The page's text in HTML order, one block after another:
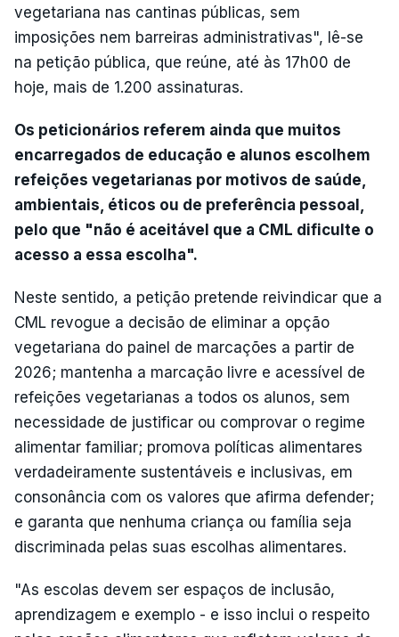
vegetariana nas cantinas públicas, sem
imposições nem barreiras administrativas", lê-se
na petição pública, que reúne, até às 17h00 de
hoje, mais de 1.200 assinaturas.
Os peticionários referem ainda que muitos
encarregados de educação e alunos escolhem
refeições vegetarianas por motivos de saúde,
ambientais, éticos ou de preferência pessoal,
pelo que "não é aceitável que a CML dificulte o
acesso a essa escolha".
Neste sentido, a petição pretende reivindicar que a
CML revogue a decisão de eliminar a opção
vegetariana do painel de marcações a partir de
2026; mantenha a marcação livre e acessível de
refeições vegetarianas a todos os alunos, sem
necessidade de justificar ou comprovar o regime
alimentar familiar; promova políticas alimentares
verdadeiramente sustentáveis e inclusivas, em
consonância com os valores que afirma defender;
e garanta que nenhuma criança ou família seja
discriminada pelas suas escolhas alimentares.
"As escolas devem ser espaços de inclusão,
aprendizagem e exemplo - e isso inclui o respeito